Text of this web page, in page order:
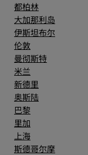
都柏林
大加那利岛
伊斯坦布尔
伦敦
曼彻斯特
米兰
新德里
奥斯陆
巴黎
里加
上海
斯德哥尔摩